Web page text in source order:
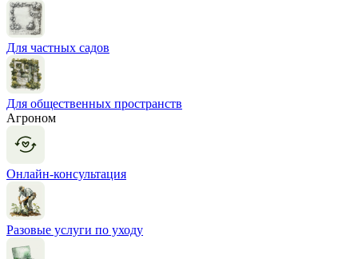
Для частных садов
Для общественных пространств
Агроном
Онлайн-консультация
Разовые услуги по уходу